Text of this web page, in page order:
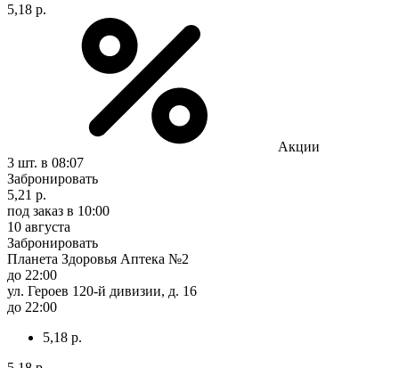
5,18 р.
Акции
3 шт. в 08:07
Забронировать
5,21 р.
под заказ в 10:00
10 августа
Забронировать
Планета Здоровья Аптека №2
до 22:00
ул. Героев 120-й дивизии, д. 16
до 22:00
5,18 р.